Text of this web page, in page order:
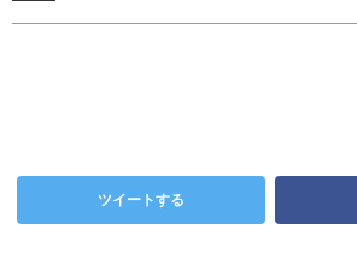
ツイートする